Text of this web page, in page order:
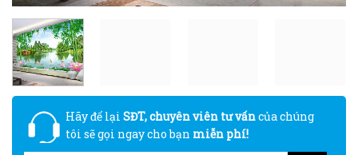
Hãy để lại SĐT, chuyên viên tư vấncủa chúng
tôi sẽ gọi ngay cho bạn miễn phí!